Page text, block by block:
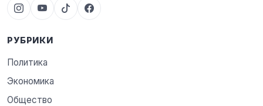
РУБРИКИ
Политика
Экономика
Общество